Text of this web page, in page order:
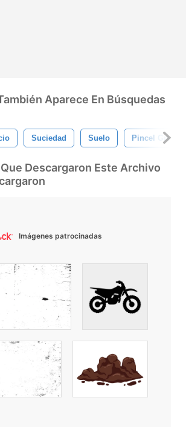
Aparece En Búsquedas
Suciedad Suelo Pincel Grunge
Descargaron Este Archivo
Imágenes patrocinadas